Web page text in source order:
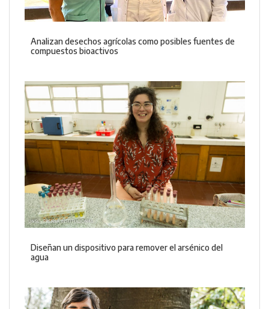
Analizan desechos agrícolas como posibles fuentes de
compuestos bioactivos
Diseñan un dispositivo para remover el arsénico del
agua